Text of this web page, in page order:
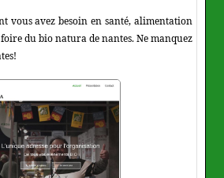
vous avez besoin en santé, alimentation
du bio natura de nantes. Ne manquez